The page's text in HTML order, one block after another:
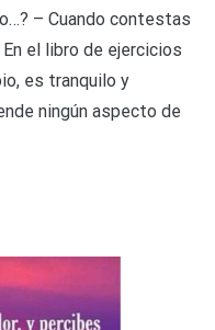
– Cuando contestas
el libro de ejercicios
es tranquilo y
ningún aspecto de